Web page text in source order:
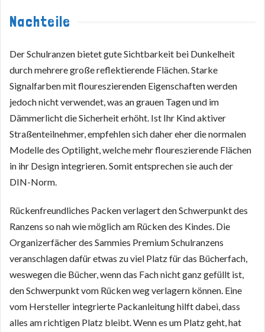
Nachteile
Der Schulranzen bietet gute Sichtbarkeit bei Dunkelheit
durch mehrere große reflektierende Flächen. Starke
Signalfarben mit floureszierenden Eigenschaften werden
jedoch nicht verwendet, was an grauen Tagen und im
Dämmerlicht die Sicherheit erhöht. Ist Ihr Kind aktiver
Straßenteilnehmer, empfehlen sich daher eher die normalen
Modelle des Optilight, welche mehr floureszierende Flächen
in ihr Design integrieren. Somit entsprechen sie auch der
DIN-Norm.
Rückenfreundliches Packen verlagert den Schwerpunkt des
Ranzens so nah wie möglich am Rücken des Kindes. Die
Organizerfächer des Sammies Premium Schulranzens
veranschlagen dafür etwas zu viel Platz für das Bücherfach,
weswegen die Bücher, wenn das Fach nicht ganz gefüllt ist,
den Schwerpunkt vom Rücken weg verlagern können. Eine
vom Hersteller integrierte Packanleitung hilft dabei, dass
alles am richtigen Platz bleibt. Wenn es um Platz geht, hat